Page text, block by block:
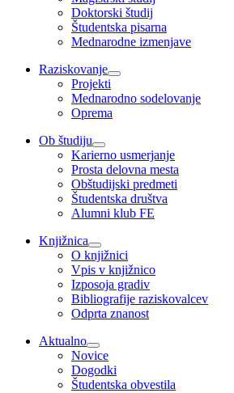
Doktorski študij
Študentska pisarna
Mednarodne izmenjave
Raziskovanje
Projekti
Mednarodno sodelovanje
Oprema
Ob študiju
Karierno usmerjanje
Prosta delovna mesta
Obštudijski predmeti
Študentska društva
Alumni klub FE
Knjižnica
O knjižnici
Vpis v knjižnico
Izposoja gradiv
Bibliografije raziskovalcev
Odprta znanost
Aktualno
Novice
Dogodki
Študentska obvestila